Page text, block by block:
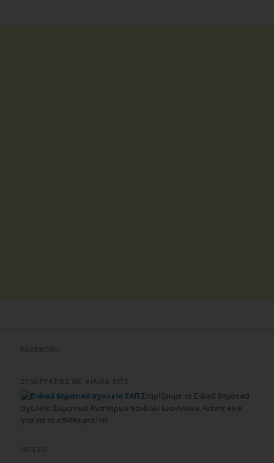
FACEBOOK
ΣΥΝΕΡΓΑΣΙΕΣ ΜΕ ΦΙΛΙΚΑ SITE
Στηρίζουμε το Ειδικό δημοτικό
σχολείο Σωματικά Αναπήρων παιδιών Ιωαννίνων. Κάντε κλικ
για να το επισκεφτείτε!
INFEED